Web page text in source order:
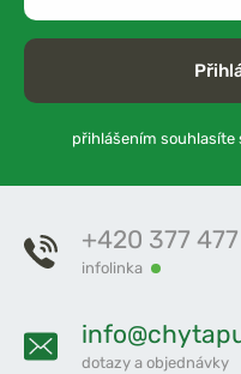
přihlášením souhlasíte
+420 377 477
infolinka
dotazy a objednávky